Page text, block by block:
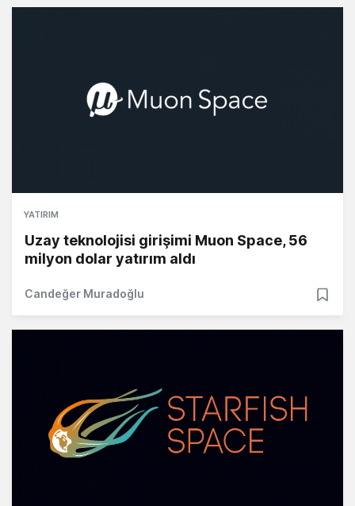
YATIRIM
Uzay teknolojisi girişimi Muon Space, 56
milyon dolar yatırım aldı
Candeğer Muradoğlu